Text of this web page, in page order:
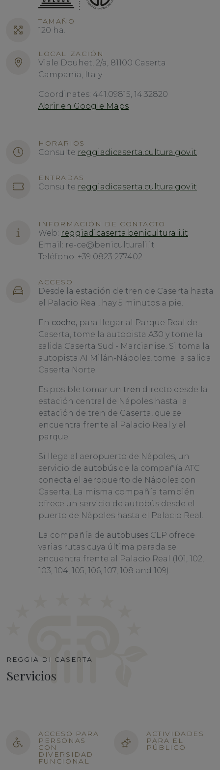
TAMAÑO
120 ha.
LOCALIZACIÓN
Viale Douhet, 2/a, 81100 Caserta
Campania, Italy
Coordinates: 441.09815, 14.32820
Abrir en Google Maps
HORARIOS
Consulte reggiadicaserta.cultura.gov.it
ENTRADAS
Consulte reggiadicaserta.cultura.gov.it
INFORMACIÓN DE CONTACTO
Web: reggiadicaserta.beniculturali.it
Email: re-ce@beniculturali.it
Teléfono: +39 0823 277402
ACCESO
Desde la estación de tren de Caserta hasta
el Palacio Real, hay 5 minutos a pie.
En coche, para llegar al Parque Real de
Caserta, tome la autopista A30 y tome la
salida Caserta Sud - Marcianise. Si toma la
autopista A1 Milán-Nápoles, tome la salida
Caserta Norte.
Es posible tomar un tren directo desde la
estación central de Nápoles hasta la
estación de tren de Caserta, que se
encuentra frente al Palacio Real y el
parque.
Si llega al aeropuerto de Nápoles, un
servicio de autobús de la compañía ATC
conecta el aeropuerto de Nápoles con
Caserta. La misma compañía también
ofrece un servicio de autobús desde el
puerto de Nápoles hasta el Palacio Real.
La compañía de autobuses CLP ofrece
varias rutas cuya última parada se
encuentra frente al Palacio Real (101, 102,
103, 104, 105, 106, 107, 108 and 109).
REGGIA DI CASERTA
Servicios
ACCESO PARA
PERSONAS
CON
DIVERSIDAD
FUNCIONAL
ACTIVIDADES
PARA EL
PÚBLICO